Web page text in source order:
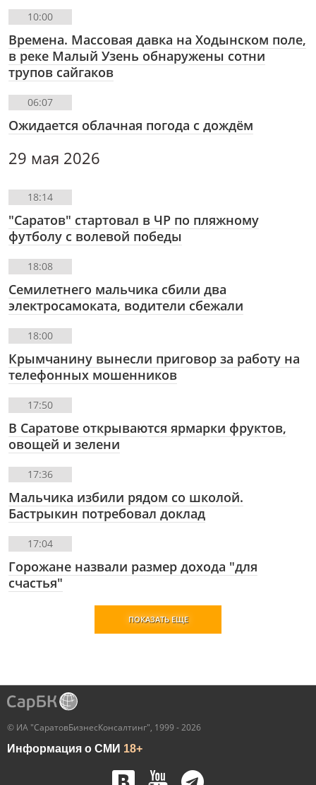
10:00
Времена. Массовая давка на Ходынском поле,
в реке Малый Узень обнаружены сотни
трупов сайгаков
06:07
Ожидается облачная погода с дождём
29 мая 2026
18:14
"Саратов" стартовал в ЧР по пляжному
футболу с волевой победы
18:08
Семилетнего мальчика сбили два
электросамоката, водители сбежали
18:00
Крымчанину вынесли приговор за работу на
телефонных мошенников
17:50
В Саратове открываются ярмарки фруктов,
овощей и зелени
17:36
Мальчика избили рядом со школой.
Бастрыкин потребовал доклад
17:04
Горожане назвали размер дохода "для
счастья"
ПОКАЗАТЬ ЕЩЕ
© ИА "СаратовБизнесКонсалтинг", 1999 - 2026
Информация о СМИ 18+